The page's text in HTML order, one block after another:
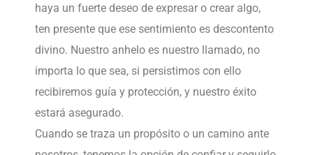
haya un fuerte deseo de expresar o crear algo,
ten presente que ese sentimiento es descontento
divino. Nuestro anhelo es nuestro llamado, no
importa lo que sea, si persistimos con ello
recibiremos guía y protección, y nuestro éxito
estará asegurado.
Cuando se traza un propósito o un camino ante